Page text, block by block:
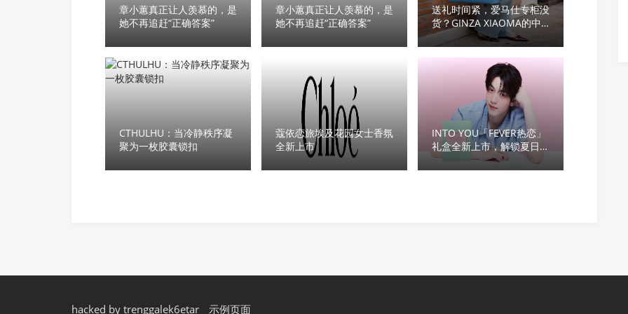
章小蕙真正让人羡慕的，是
她不再追赶“正确答案”
章小蕙真正让人羡慕的，是
她不再追赶“正确答案”
送礼时间紧，爱马仕专柜没
货？GINZA XIAOMA的中
环新店值得看看
CTHULHU：当冷静秩序凝
聚为一枚胶囊锁扣
蔻依恋旅埃及花园女士香氛
全新上市
INTO YOU「FEVER热恋」
礼盒全新上市，解锁夏日色
彩美学
hacked by trenggalek6etar 示例页面